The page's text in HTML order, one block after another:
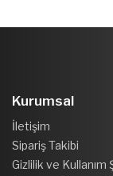
Kurumsal
İletişim
Sipariş Takibi
Gizlilik ve Kullanım